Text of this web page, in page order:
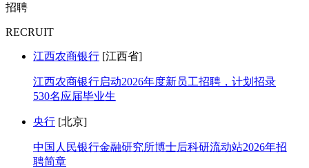
招聘
RECRUIT
江西农商银行 [江西省]
江西农商银行启动2026年度新员工招聘，计划招录
530名应届毕业生
央行 [北京]
中国人民银行金融研究所博士后科研流动站2026年招
聘简章